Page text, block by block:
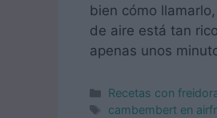
bien cómo
de aire está tan
apenas unos
Categorías
Recetas con
Etiquetas
cambembert en